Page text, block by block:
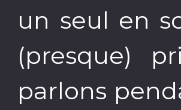
un seul en
(presque)
parlons